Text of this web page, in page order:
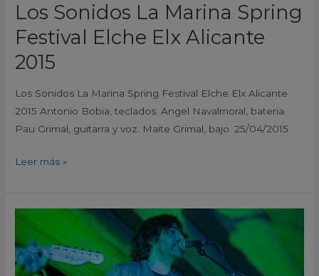
Los Sonidos La Marina Spring
Festival Elche Elx Alicante
2015
Los Sonidos La Marina Spring Festival Elche Elx Alicante
2015 Antonio Bobia, teclados. Angel Navalmoral, bateria.
Pau Grimal, guitarra y voz. Maite Grimal, bajo. 25/04/2015
Leer más »
Marina
Spring